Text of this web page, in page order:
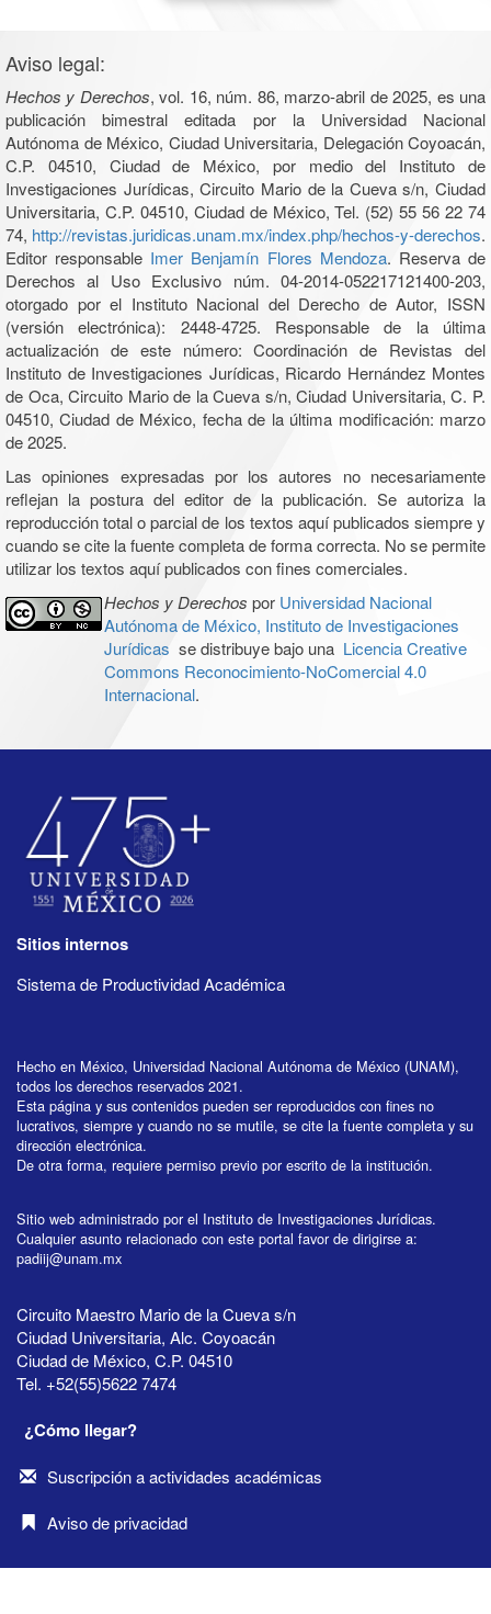
Aviso legal:
Hechos y Derechos, vol. 16, núm. 86, marzo-abril de 2025, es una
publicación bimestral editada por la Universidad Nacional
Autónoma de México, Ciudad Universitaria, Delegación Coyoacán,
C.P. 04510, Ciudad de México, por medio del Instituto de
Investigaciones Jurídicas, Circuito Mario de la Cueva s/n, Ciudad
Universitaria, C.P. 04510, Ciudad de México, Tel. (52) 55 56 22 74
74, http://revistas.juridicas.unam.mx/index.php/hechos-y-derechos.
Editor responsable Imer Benjamín Flores Mendoza. Reserva de
Derechos al Uso Exclusivo núm. 04-2014-052217121400-203,
otorgado por el Instituto Nacional del Derecho de Autor, ISSN
(versión electrónica): 2448-4725. Responsable de la última
actualización de este número: Coordinación de Revistas del
Instituto de Investigaciones Jurídicas, Ricardo Hernández Montes
de Oca, Circuito Mario de la Cueva s/n, Ciudad Universitaria, C. P.
04510, Ciudad de México, fecha de la última modificación: marzo
de 2025.
Las opiniones expresadas por los autores no necesariamente
reflejan la postura del editor de la publicación. Se autoriza la
reproducción total o parcial de los textos aquí publicados siempre y
cuando se cite la fuente completa de forma correcta. No se permite
utilizar los textos aquí publicados con fines comerciales.
Hechos y Derechos por Universidad Nacional
Autónoma de México, Instituto de Investigaciones
Jurídicas se distribuye bajo una Licencia Creative
Commons Reconocimiento-NoComercial 4.0
Internacional.
Sitios internos
Sistema de Productividad Académica
Hecho en México, Universidad Nacional Autónoma de México (UNAM),
todos los derechos reservados 2021.
Esta página y sus contenidos pueden ser reproducidos con fines no
lucrativos, siempre y cuando no se mutile, se cite la fuente completa y su
dirección electrónica.
De otra forma, requiere permiso previo por escrito de la institución.
Sitio web administrado por el Instituto de Investigaciones Jurídicas.
Cualquier asunto relacionado con este portal favor de dirigirse a:
padiij@unam.mx
Circuito Maestro Mario de la Cueva s/n
Ciudad Universitaria, Alc. Coyoacán
Ciudad de México, C.P. 04510
Tel. +52(55)5622 7474
¿Cómo llegar?
Suscripción a actividades académicas
Aviso de privacidad